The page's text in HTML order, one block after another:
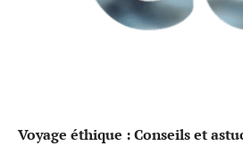
Voyage éthique : Conseils et